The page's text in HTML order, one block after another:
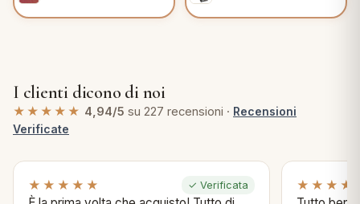
I clienti dicono di noi
★★★★★ 4,94/5 su 227 recensioni · Recensioni
Verificate
★★★★★ ✓ Verificata